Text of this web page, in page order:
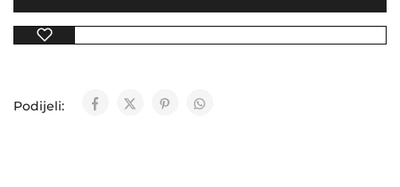
Podijeli: